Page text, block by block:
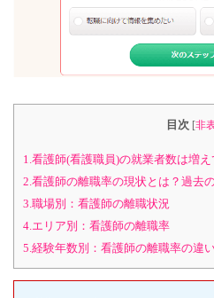
目次 [非
1.看護師(看護職員)の就業者数は増
2.看護師の離職率の現状とは？過去
3.職場別：看護師の離職状況
4.エリア別：看護師の離職率
5.経験年数別：看護師の離職率の違